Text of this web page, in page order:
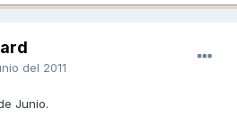
del 2011
Junio.